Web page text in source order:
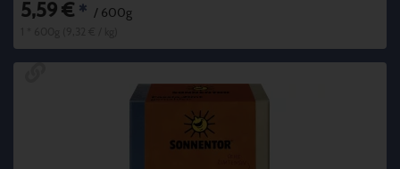
5,59 € * / 600g